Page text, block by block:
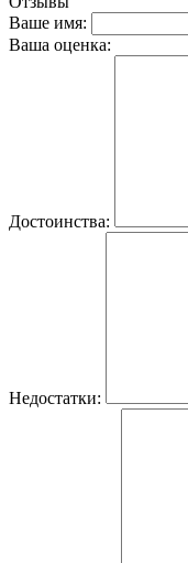
Ваше имя:
Ваша оценка:
Достоинства:
Недостатки: